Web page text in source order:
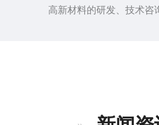
高新材料的研发、技术咨